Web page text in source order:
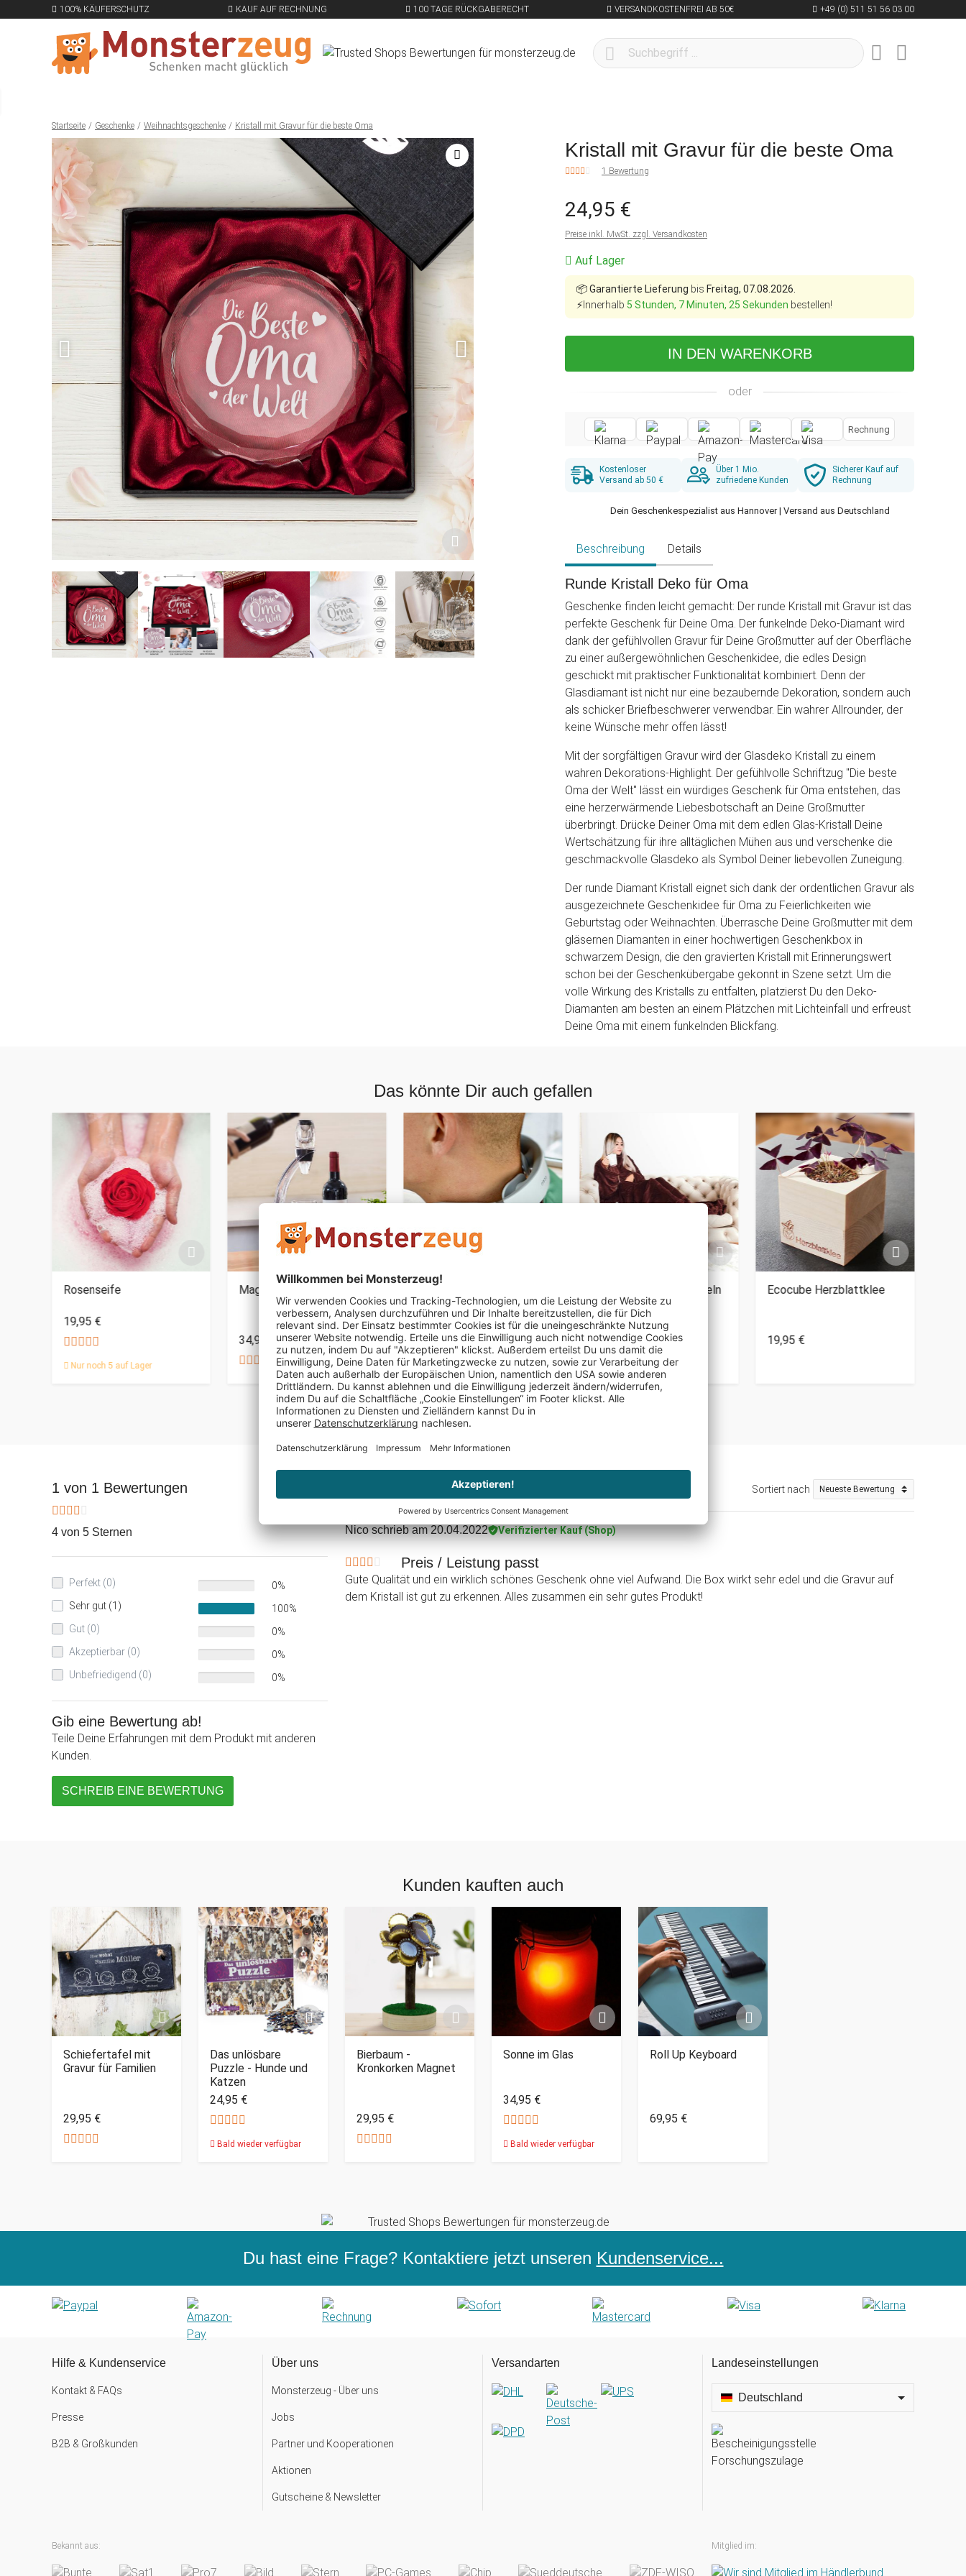
100% KÄUFERSCHUTZ KAUF AUF RECHNUNG 100 TAGE RÜCKGABERECHT VERSANDKOSTENFREI AB 50€ +49 (0) 511 51 56 03 00
Startseite Geschenke Weihnachtsgeschenke Kristall mit Gravur für die beste Oma
Kristall mit Gravur für die beste Oma
1 Bewertung
24,95 €
Preise inkl. MwSt. zzgl. Versandkosten
Auf Lager
📦Garantierte Lieferung bis Freitag, 07.08.2026.
⚡Innerhalb 5 Stunden, 7 Minuten, 24 Sekunden bestellen!
IN DEN WARENKORB
oder
Rechnung
Kostenloser
Versand ab 50 €
Über 1 Mio.
zufriedene Kunden
Sicherer Kauf auf
Rechnung
Dein Geschenkespezialist aus Hannover | Versand aus Deutschland
Beschreibung Details
Runde Kristall Deko für Oma
Geschenke finden leicht gemacht: Der runde Kristall mit Gravur ist das
perfekte Geschenk für Deine Oma. Der funkelnde Deko-Diamant wird
dank der gefühlvollen Gravur für Deine Großmutter auf der Oberfläche
zu einer außergewöhnlichen Geschenkidee, die edles Design
geschickt mit praktischer Funktionalität kombiniert. Denn der
Glasdiamant ist nicht nur eine bezaubernde Dekoration, sondern auch
als schicker Briefbeschwerer verwendbar. Ein wahrer Allrounder, der
keine Wünsche mehr offen lässt!
Mit der sorgfältigen Gravur wird der Glasdeko Kristall zu einem
wahren Dekorations-Highlight. Der gefühlvolle Schriftzug "Die beste
Oma der Welt" lässt ein würdiges Geschenk für Oma entstehen, das
eine herzerwärmende Liebesbotschaft an Deine Großmutter
überbringt. Drücke Deiner Oma mit dem edlen Glas-Kristall Deine
Wertschätzung für ihre alltäglichen Mühen aus und verschenke die
geschmackvolle Glasdeko als Symbol Deiner liebevollen Zuneigung.
Der runde Diamant Kristall eignet sich dank der ordentlichen Gravur als
ausgezeichnete Geschenkidee für Oma zu Feierlichkeiten wie
Geburtstag oder Weihnachten. Überrasche Deine Großmutter mit dem
gläsernen Diamanten in einer hochwertigen Geschenkbox in
schwarzem Design, die den gravierten Kristall mit Erinnerungswert
schon bei der Geschenkübergabe gekonnt in Szene setzt. Um die
volle Wirkung des Kristalls zu entfalten, platzierst Du den Deko-
Diamanten am besten an einem Plätzchen mit Lichteinfall und erfreust
Deine Oma mit einem funkelnden Blickfang.
Das könnte Dir auch gefallen
Rosenseife
19,95 €
Nur noch 5 auf Lager
Magischer Weindekanter
34,95 €
Portables Nacken
Massagegerät
29,95 €
Kuscheldecke mit Ärmeln
- Braun
34,95 €
Ecocube Herzblattklee
19,95 €
1 von 1 Bewertungen
4 von 5 Sternen
Perfekt (0)
0%
Sehr gut (1)
100%
Gut (0)
0%
Akzeptierbar (0)
0%
Unbefriedigend (0)
0%
Gib eine Bewertung ab!
Teile Deine Erfahrungen mit dem Produkt mit anderen
Kunden.
SCHREIB EINE BEWERTUNG
Sortiert nach
Nicoschrieb am 20.04.2022 Verifizierter Kauf (Shop)
Preis / Leistung passt
Gute Qualität und ein wirklich schönes Geschenk ohne viel Aufwand. Die Box wirkt sehr edel und die Gravur auf
dem Kristall ist gut zu erkennen. Alles zusammen ein sehr gutes Produkt!
Kunden kauften auch
Schiefertafel mit
Gravur für Familien
29,95 €
Das unlösbare
Puzzle - Hunde und
Katzen
24,95 €
Bald wieder verfügbar
Bierbaum -
Kronkorken Magnet
29,95 €
Sonne im Glas
34,95 €
Bald wieder verfügbar
Roll Up Keyboard
69,95 €
Du hast eine Frage? Kontaktiere jetzt unseren Kundenservice...
Hilfe & Kundenservice
Kontakt & FAQs
Presse
B2B & Großkunden
Über uns
Monsterzeug - Über uns
Jobs
Partner und Kooperationen
Aktionen
Gutscheine & Newsletter
Versandarten Landeseinstellungen
Deutschland
Bekannt aus: Mitglied im: